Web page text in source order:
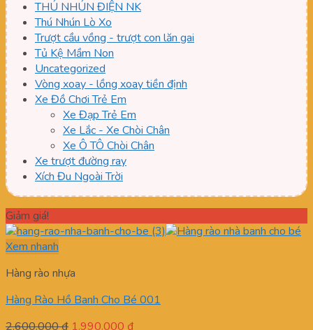
THÚ NHÚN ĐIỆN NK
Thú Nhún Lò Xo
Trượt cầu vồng - trượt con lăn gai
Tủ Kệ Mầm Non
Uncategorized
Vòng xoay - lồng xoay tiền định
Xe Đồ Chơi Trẻ Em
Xe Đạp Trẻ Em
Xe Lắc - Xe Chòi Chân
Xe Ô TÔ Chòi Chân
Xe trượt đường ray
Xích Đu Ngoài Trời
Giảm giá!
Xem nhanh
Hàng rào nhựa
Hàng Rào Hồ Banh Cho Bé 001
2.600.000₫ Giá
1.990.000 ₫